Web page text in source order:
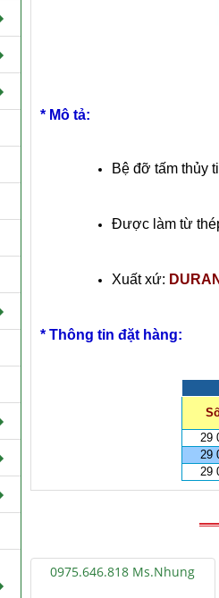
* Mô tả:
Bệ đỡ tấm thủy
Được làm từ
Xuất xứ:
* Thông tin đặt hàng:
29
29
29
0975.646.818 Ms.Nhung